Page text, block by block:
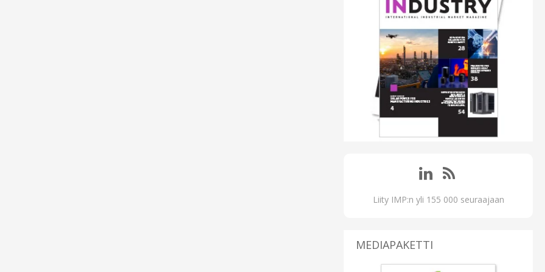
Liity IMP:n yli 155 000 seuraajaan
MEDIAPAKETTI